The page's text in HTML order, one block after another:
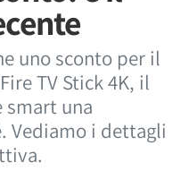
uno sconto per il
TV Stick 4K, il
una
Vediamo i dettagli